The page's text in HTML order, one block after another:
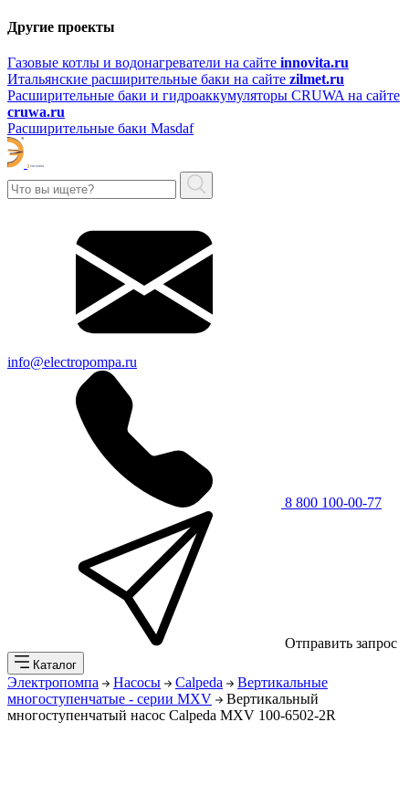
Другие проекты
Газовые котлы и водонагреватели на сайте innovita.ru
Итальянские расширительные баки на сайте zilmet.ru
Расширительные баки и гидроаккумуляторы CRUWA на сайте
cruwa.ru
Расширительные баки Masdaf
info@electropompa.ru
8 800 100-00-77
Отправить запрос
Каталог
Электропомпа Насосы Calpeda
Вертикальные
многоступенчатые - серии MXV
Вертикальный
многоступенчатый насос Calpeda MXV 100-6502-2R